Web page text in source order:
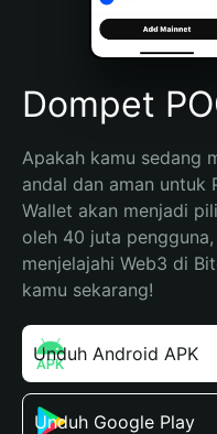
Português (Brasil)
Español (Argentina)
Dompet
Apakah kamu sedang
andal dan aman untuk
Wallet akan menjadi
oleh 40 juta
menjelajahi Web3 di
kamu sekarang!
Unduh Android APK
Unduh Google Play